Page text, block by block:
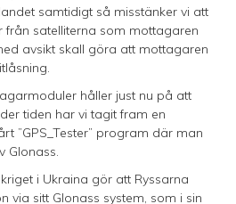
samtidigt så misstänker vi att
från satelliterna som mottagaren
avsikt skall göra att mottagaren
håller just nu på att
tiden har vi tagit fram en
”GPS_Tester” program där man
Glonass.
i Ukraina gör att Ryssarna
via sitt Glonass system, som i sin